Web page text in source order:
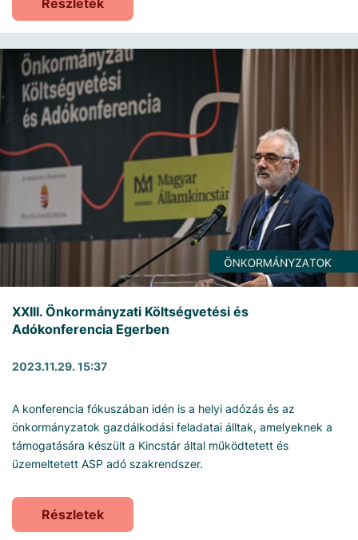
XXIII. Önkormányzati Költségvetési és
Adókonferencia Egerben
2023.11.29. 15:37
A konferencia fókuszában idén is a helyi adózás és az
önkormányzatok gazdálkodási feladatai álltak, amelyeknek a
támogatására készült a Kincstár által működtetett és
üzemeltetett ASP adó szakrendszer.
Részletek